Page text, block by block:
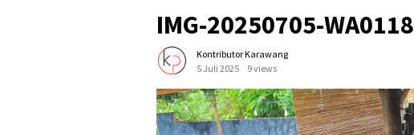
IMG-20250705-WA0118
Kontributor Karawang
5 Juli 2025
9 views